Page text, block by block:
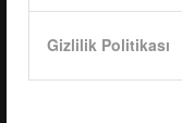
Gizlilik Politikası